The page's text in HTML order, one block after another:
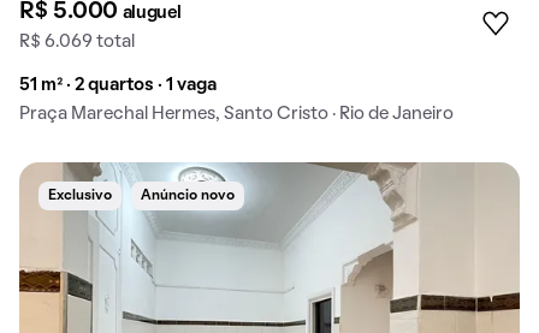
R$ 5.000 aluguel
R$ 6.069 total
51 m² · 2 quartos · 1 vaga
Praça Marechal Hermes, Santo Cristo · Rio de Janeiro
Exclusivo Anúncio novo